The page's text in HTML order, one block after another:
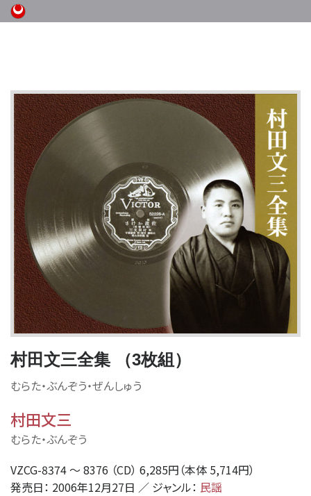
村田文三全集 （3枚組）
むらた・ぶんぞう・ぜんしゅう
村田文三
むらた・ぶんぞう
VZCG-8374 〜 8376 （CD） 6,285円（本体 5,714円）
発売日： 2006年12月27日 ／ ジャンル： 民謡